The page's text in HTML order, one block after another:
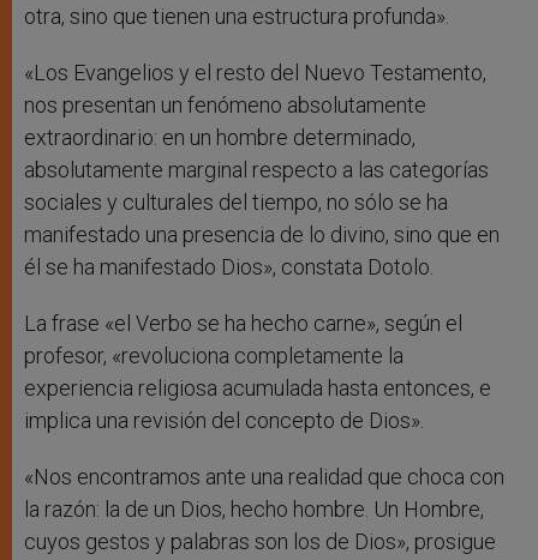
otra, sino que tienen una estructura profunda».
«Los Evangelios y el resto del Nuevo Testamento,
nos presentan un fenómeno absolutamente
extraordinario: en un hombre determinado,
absolutamente marginal respecto a las categorías
sociales y culturales del tiempo, no sólo se ha
manifestado una presencia de lo divino, sino que en
él se ha manifestado Dios», constata Dotolo.
La frase «el Verbo se ha hecho carne», según el
profesor, «revoluciona completamente la
experiencia religiosa acumulada hasta entonces, e
implica una revisión del concepto de Dios».
«Nos encontramos ante una realidad que choca con
la razón: la de un Dios, hecho hombre. Un Hombre,
cuyos gestos y palabras son los de Dios», prosigue